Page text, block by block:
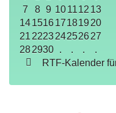
7
8 9 10 1112 13
141516171819 20
21 222324252627
282930 . . .
.
RTF-Kalender